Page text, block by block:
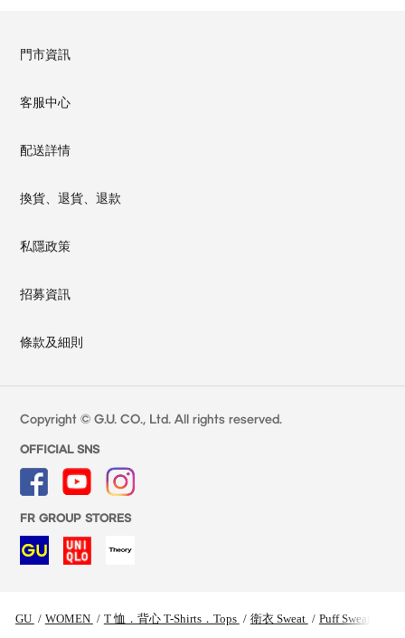
門市資訊
客服中心
配送詳情
換貨、退貨、退款
私隱政策
招募資訊
條款及細則
Copyright © G.U. CO., Ltd. All rights reserved.
OFFICIAL SNS
FR GROUP STORES
GU / WOMEN / T 恤．背心 T-Shirts．Tops / 衛衣 Sweat / Puff Sweat 空氣